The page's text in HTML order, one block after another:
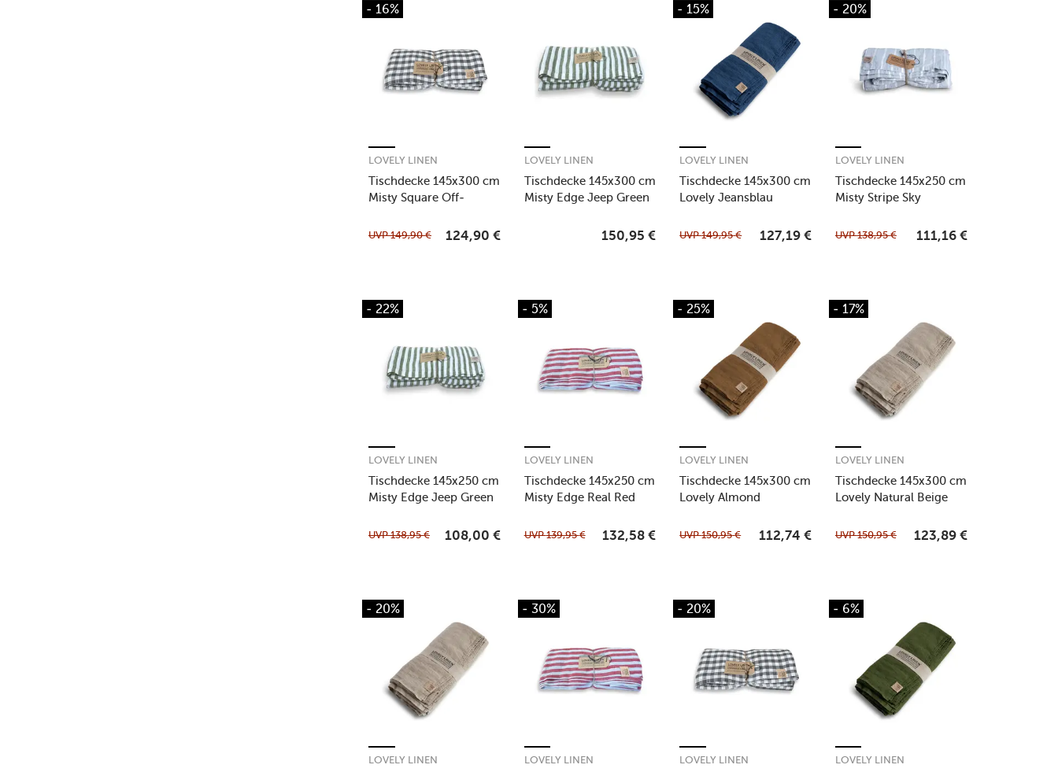
- 16%
Tischdecke 145x300 cm
Misty Square Off-
LOVELY LINEN
UVP149,90 € 124,90 €
Tischdecke 145x300 cm
Misty Edge Jeep Green
LOVELY LINEN
150,95 €
- 15%
Tischdecke 145x300 cm
Lovely Jeansblau
LOVELY LINEN
UVP149,95 € 127,19 €
- 20%
Tischdecke 145x250 cm
Misty Stripe Sky
LOVELY LINEN
UVP138,95 € 111,16 €
- 22%
Tischdecke 145x250 cm
Misty Edge Jeep Green
LOVELY LINEN
UVP138,95 € 108,00 €
- 5%
Tischdecke 145x250 cm
Misty Edge Real Red
LOVELY LINEN
UVP139,95 € 132,58 €
- 25%
Tischdecke 145x300 cm
Lovely Almond
LOVELY LINEN
UVP150,95 € 112,74 €
- 17%
Tischdecke 145x300 cm
Lovely Natural Beige
LOVELY LINEN
UVP150,95 € 123,89 €
- 20%
LOVELY LINEN
- 30%
LOVELY LINEN
- 20%
LOVELY LINEN
- 6%
LOVELY LINEN